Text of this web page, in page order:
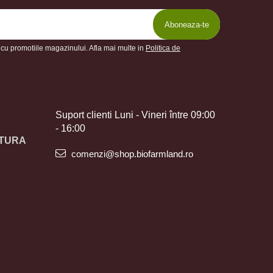
promotiile magazinului. Afla mai multe in Politica de
Suport clienti Luni - Vineri între 09:00
- 16:00
comenzi@shop.biofarmland.ro